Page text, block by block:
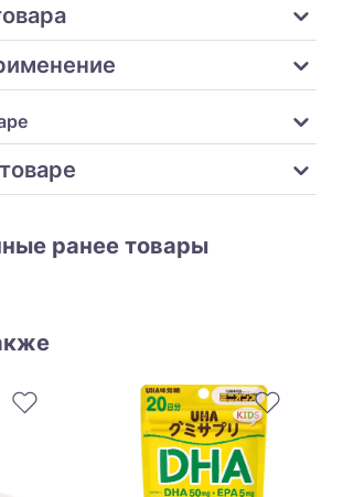
ранее товары